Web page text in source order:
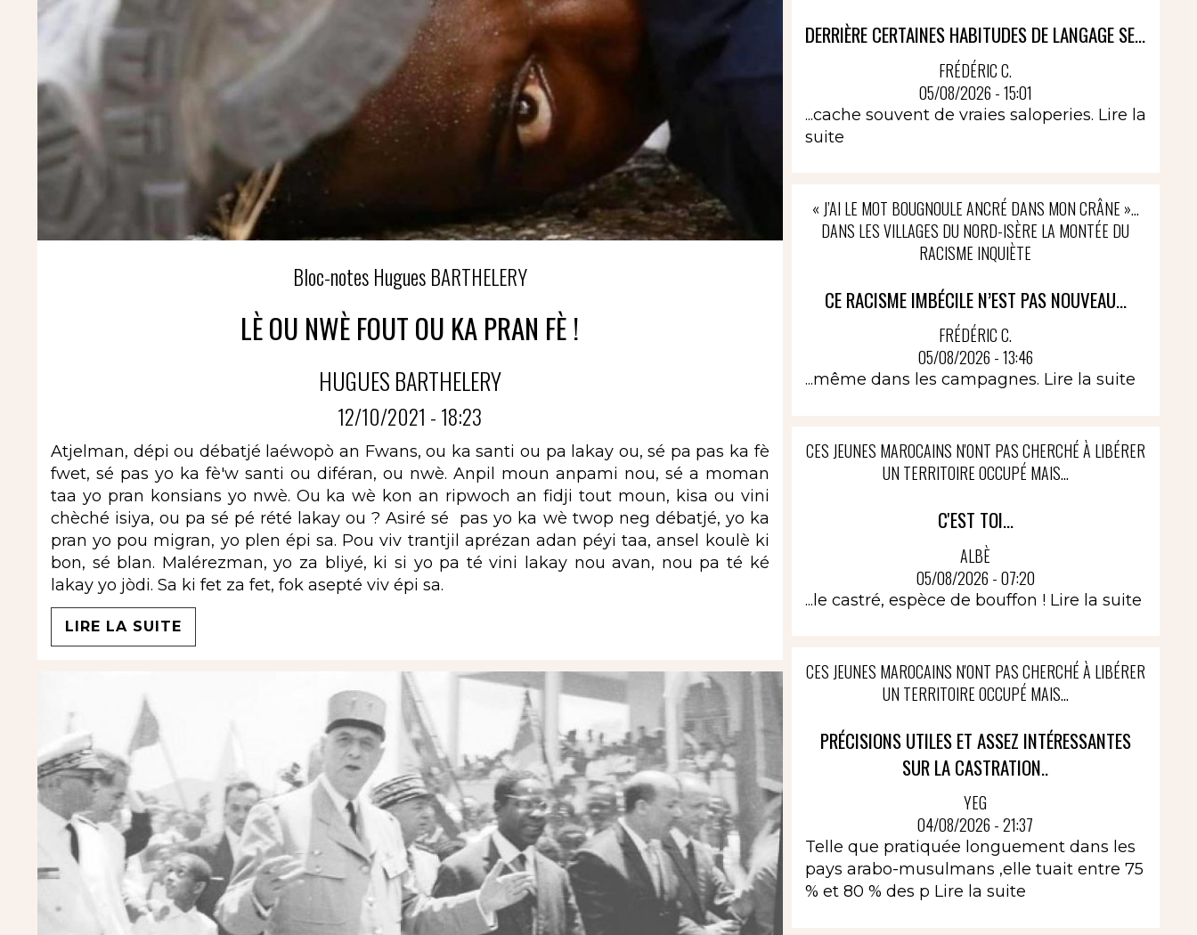
Bloc-notes Hugues BARTHELERY
LÈ OU NWÈ FOUT OU KA PRAN FÈ !
HUGUES BARTHELERY
12/10/2021 - 18:23
Atjelman, dépi ou débatjé laéwopò an Fwans, ou ka santi ou pa lakay ou, sé pa pas ka fè
fwet, sé pas yo ka fè'w santi ou diféran, ou nwè. Anpil moun anpami nou, sé a moman
taa yo pran konsians yo nwè. Ou ka wè kon an ripwoch an fidji tout moun, kisa ou vini
chèché isiya, ou pa sé pé rété lakay ou ? Asiré sé pas yo ka wè twop neg débatjé, yo ka
pran yo pou migran, yo plen épi sa. Pou viv trantjil aprézan adan péyi taa, ansel koulè ki
bon, sé blan. Malérezman, yo za bliyé, ki si yo pa té vini lakay nou avan, nou pa té ké
lakay yo jòdi. Sa ki fet za fet, fok asepté viv épi sa.
LIRE LA SUITE
DERRIÈRE CERTAINES HABITUDES DE LANGAGE SE...
FRÉDÉRIC C.
05/08/2026 - 15:01
...cache souvent de vraies saloperies. Lire la
suite
« J’AI LE MOT BOUGNOULE ANCRÉ DANS MON CRÂNE »…
DANS LES VILLAGES DU NORD-ISÈRE LA MONTÉE DU
RACISME INQUIÈTE
CE RACISME IMBÉCILE N’EST PAS NOUVEAU...
FRÉDÉRIC C.
05/08/2026 - 13:46
...même dans les campagnes. Lire la suite
CES JEUNES MAROCAINS N'ONT PAS CHERCHÉ À LIBÉRER
UN TERRITOIRE OCCUPÉ MAIS...
C'EST TOI...
ALBÈ
05/08/2026 - 07:20
...le castré, espèce de bouffon ! Lire la suite
CES JEUNES MAROCAINS N'ONT PAS CHERCHÉ À LIBÉRER
UN TERRITOIRE OCCUPÉ MAIS...
PRÉCISIONS UTILES ET ASSEZ INTÉRESSANTES
SUR LA CASTRATION..
YEG
04/08/2026 - 21:37
Telle que pratiquée longuement dans les
pays arabo-musulmans ,elle tuait entre 75
% et 80 % des p Lire la suite